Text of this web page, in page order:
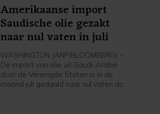
Amerikaanse import
Saudische olie gezakt
naar nul vaten in juli
WASHINGTON (ANP/BLOOMBERG) -
De import van olie uit Saudi-Arabië
door de Verenigde Staten is in de
maand juli gedaald naar nul vaten door